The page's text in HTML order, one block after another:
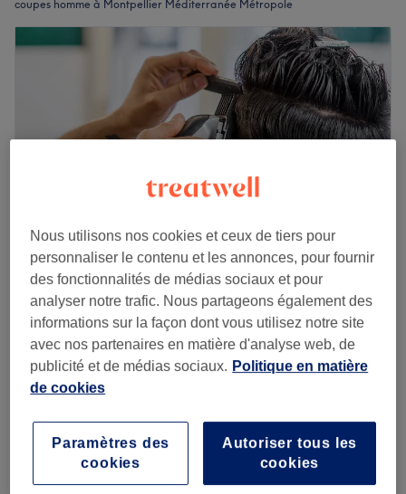
coupes homme à Montpellier Méditerranée Métropole
Jad’hair
4,9
346 avis
Port-Marianne, Montpellier
Montrer sur la carte
Formule Basique
45 min - 1 h
à partir de 30 €
30 min
20 €
Je veux en savoir plus
Nous utilisons nos cookies et ceux de tiers pour
personnaliser le contenu et les annonces, pour fournir
des fonctionnalités de médias sociaux et pour
analyser notre trafic. Nous partageons également des
informations sur la façon dont vous utilisez notre site
avec nos partenaires en matière d'analyse web, de
publicité et de médias sociaux. Politique en matière
de cookies
Autoriser tous les
cookies
Paramètres des
cookies